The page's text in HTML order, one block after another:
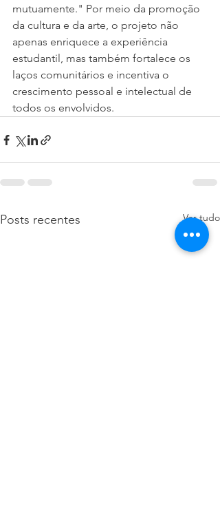
mutuamente." Por meio da promoção
da cultura e da arte, o projeto não
apenas enriquece a experiência
estudantil, mas também fortalece os
laços comunitários e incentiva o
crescimento pessoal e intelectual de
todos os envolvidos.
Posts recentes Ver tudo